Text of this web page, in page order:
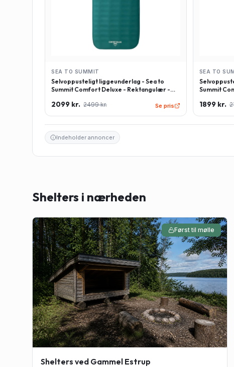
SEA TO SUMMIT
Selvoppusteligt liggeunderlag - Sea to
Summit Comfort Deluxe - Rektangulær -
2099 kr. 2499 kr. Se pris
SEA TO
Summit
1899 kr.
Indeholder annoncer
Shelters i nærheden
Først til mølle
Shelters ved Gammel Estrup